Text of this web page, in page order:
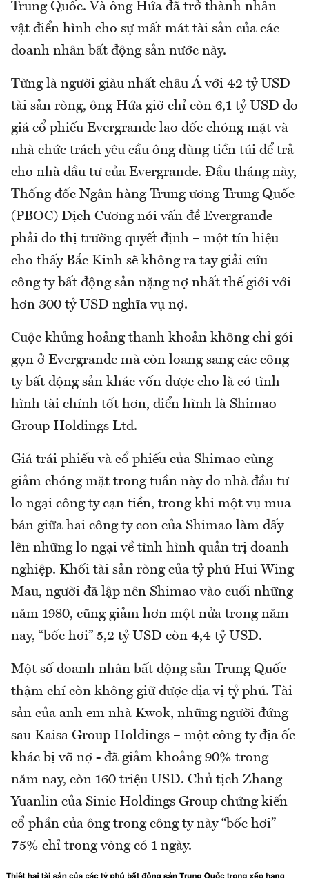
Trung Quốc. Và ông Hứa đã trở thành nhân
vật điển hình cho sự mất mát tài sản của các
doanh nhân bất động sản nước này.
Từng là người giàu nhất châu Á với 42 tỷ USD
tài sản ròng, ông Hứa giờ chỉ còn 6,1 tỷ USD do
giá cổ phiếu Evergrande lao dốc chóng mặt và
nhà chức trách yêu cầu ông dùng tiền túi để trả
cho nhà đầu tư của Evergrande. Đầu tháng này,
Thống đốc Ngân hàng Trung ương Trung Quốc
(PBOC) Dịch Cương nói vấn đề Evergrande
phải do thị trường quyết định – một tín hiệu
cho thấy Bắc Kinh sẽ không ra tay giải cứu
công ty bất động sản nặng nợ nhất thế giới với
hơn 300 tỷ USD nghĩa vụ nợ.
Cuộc khủng hoảng thanh khoản không chỉ gói
gọn ở Evergrande mà còn loang sang các công
ty bất động sản khác vốn được cho là có tình
hình tài chính tốt hơn, điển hình là Shimao
Group Holdings Ltd.
Giá trái phiếu và cổ phiếu của Shimao cùng
giảm chóng mặt trong tuần này do nhà đầu tư
lo ngại công ty cạn tiền, trong khi một vụ mua
bán giữa hai công ty con của Shimao làm dấy
lên những lo ngại về tình hình quản trị doanh
nghiệp. Khối tài sản ròng của tỷ phú Hui Wing
Mau, người đã lập nên Shimao vào cuối những
năm 1980, cũng giảm hơn một nửa trong năm
nay, “bốc hơi” 5,2 tỷ USD còn 4,4 tỷ USD.
Một số doanh nhân bất động sản Trung Quốc
thậm chí còn không giữ được địa vị tỷ phú. Tài
sản của anh em nhà Kwok, những người đứng
sau Kaisa Group Holdings – một công ty địa ốc
khác bị vỡ nợ - đã giảm khoảng 90% trong
năm nay, còn 160 triệu USD. Chủ tịch Zhang
Yuanlin của Sinic Holdings Group chứng kiến
cổ phần của ông trong công ty này “bốc hơi”
75% chỉ trong vòng có 1 ngày.